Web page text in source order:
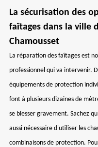
La sécurisation des
faîtages dans la ville
Chamousset
La réparation des faîtages est
professionnel qui va intervenir.
équipements de protection
font à plusieurs dizaines de
se blesser gravement. Sachez
aussi nécessaire d'utiliser les
combinaisons de protection.